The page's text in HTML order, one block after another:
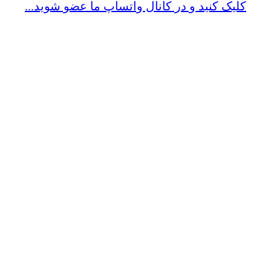
کلیک کنید و در کانال واتساپ ما عضو شوید...